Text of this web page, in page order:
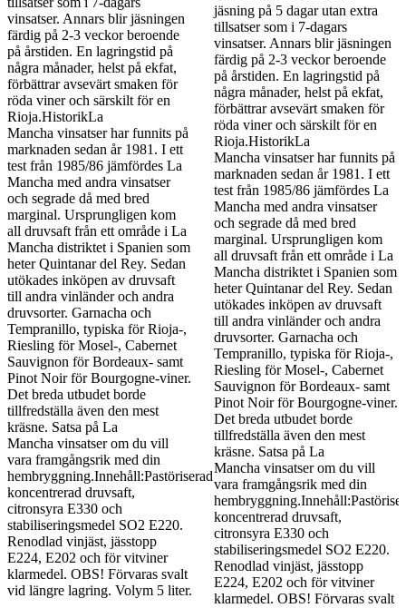
vinsatser. Annars blir jäsningen
färdig på 2-3 veckor beroende
på årstiden. En lagringstid på
några månader, helst på ekfat,
förbättrar avsevärt smaken för
röda viner och särskilt för en
Rioja.HistorikLa
Mancha vinsatser har funnits på
marknaden sedan år 1981. I ett
test från 1985/86 jämfördes La
Mancha med andra vinsatser
och segrade då med bred
marginal. Ursprungligen kom
all druvsaft från ett område i La
Mancha distriktet i Spanien som
heter Quintanar del Rey. Sedan
utökades inköpen av druvsaft
till andra vinländer och andra
druvsorter. Garnacha och
Tempranillo, typiska för Rioja-,
Riesling för Mosel-, Cabernet
Sauvignon för Bordeaux- samt
Pinot Noir för Bourgogne-viner.
Det breda utbudet borde
tillfredställa även den mest
kräsne. Satsa på La
Mancha vinsatser om du vill
vara framgångsrik med din
hembryggning.Innehåll:Pastöriserad
koncentrerad druvsaft,
citronsyra E330 och
stabiliseringsmedel SO2 E220.
Renodlad vinjäst, jässtopp
E224, E202 och för vitviner
klarmedel. OBS! Förvaras svalt
vid längre lagring. Volym 5 liter.
jäsning på 5 dagar utan extra
tillsatser som i 7-dagars
vinsatser. Annars blir jäsningen
färdig på 2-3 veckor beroende
på årstiden. En lagringstid på
några månader, helst på ekfat,
förbättrar avsevärt smaken för
röda viner och särskilt för en
Rioja.HistorikLa
Mancha vinsatser har funnits på
marknaden sedan år 1981. I ett
test från 1985/86 jämfördes La
Mancha med andra vinsatser
och segrade då med bred
marginal. Ursprungligen kom
all druvsaft från ett område i La
Mancha distriktet i Spanien som
heter Quintanar del Rey. Sedan
utökades inköpen av druvsaft
till andra vinländer och andra
druvsorter. Garnacha och
Tempranillo, typiska för Rioja-,
Riesling för Mosel-, Cabernet
Sauvignon för Bordeaux- samt
Pinot Noir för Bourgogne-viner.
Det breda utbudet borde
tillfredställa även den mest
kräsne. Satsa på La
Mancha vinsatser om du vill
vara framgångsrik med din
koncentrerad druvsaft,
citronsyra E330 och
stabiliseringsmedel SO2 E220.
Renodlad vinjäst, jässtopp
E224, E202 och för vitviner
klarmedel. OBS! Förvaras svalt